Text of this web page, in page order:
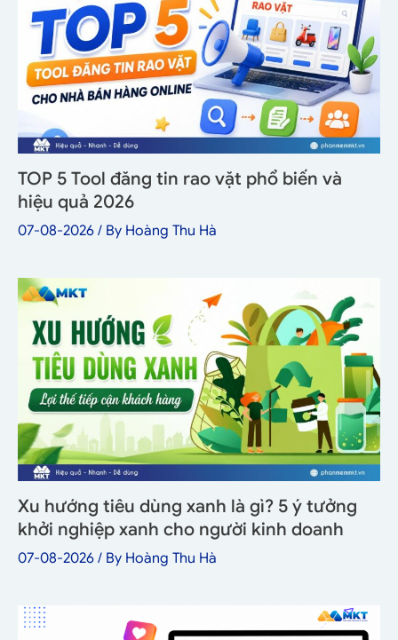
TOP 5 Tool đăng tin rao vặt phổ biến và
hiệu quả 2026
07-08-2026 / By Hoàng Thu Hà
Xu hướng tiêu dùng xanh là gì? 5 ý tưởng
khởi nghiệp xanh cho người kinh doanh
07-08-2026 / By Hoàng Thu Hà